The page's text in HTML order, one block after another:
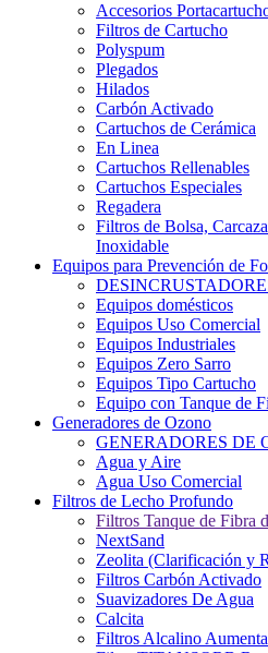
Accesorios
Filtros de Cartucho
Polyspum
Plegados
Hilados
Carbón Activado
Cartuchos de Cerámica
En Linea
Cartuchos Rellenables
Cartuchos Especiales
Regadera
Filtros de Bolsa,
Inoxidable
Equipos para Prevención de
Equipos domésticos
Equipos Uso Comercial
Equipos Industriales
Equipos Zero Sarro
Equipos Tipo Cartucho
Equipo con Tanque de
Generadores de Ozono
GENERADORES DE
Agua y Aire
Agua Uso Comercial
Filtros de Lecho Profundo
Filtros Tanque de Fibra
NextSand
Zeolita (Clarificación y
Filtros Carbón Activado
Suavizadores De Agua
Calcita
Filtros Alcalino